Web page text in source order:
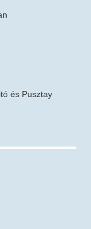
és Pusztay